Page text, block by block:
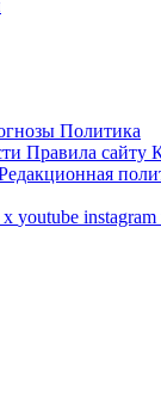
Политика
Правила сайту
x youtube instagram